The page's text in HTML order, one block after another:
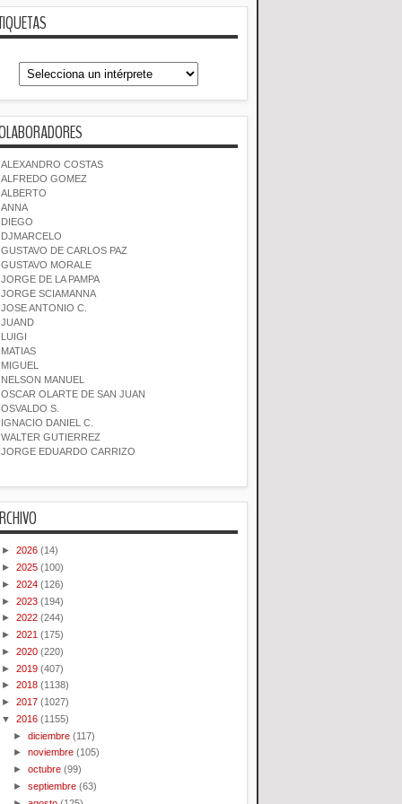
ALEXANDRO COSTAS
ALFREDO GOMEZ
ALBERTO
ANNA
DIEGO
DJMARCELO
GUSTAVO DE CARLOS PAZ
GUSTAVO MORALE
JORGE DE LA PAMPA
JORGE SCIAMANNA
JOSE ANTONIO C.
JUAND
LUIGI
MATIAS
MIGUEL
NELSON MANUEL
OSCAR OLARTE DE SAN JUAN
OSVALDO S.
IGNACIO DANIEL C.
WALTER GUTIERREZ
JORGE EDUARDO CARRIZO
► 2026 (14)
► 2025 (100)
► 2024 (126)
► 2023 (194)
► 2022 (244)
► 2021 (175)
► 2020 (220)
► 2019 (407)
► 2018 (1138)
► 2017 (1027)
▼ 2016 (1155)
►diciembre (117)
►noviembre (105)
►octubre (99)
►septiembre (63)